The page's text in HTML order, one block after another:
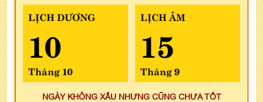
LỊCH DƯƠNG
10
Tháng 10
LỊCH ÂM
15
Tháng 9
NGÀY KHÔNG XẤU NHƯNG CŨNG CHƯA TỐT